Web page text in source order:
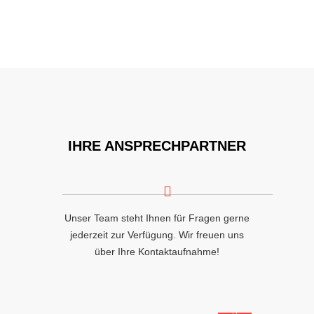
IHRE ANSPRECHPARTNER
Unser Team steht Ihnen für Fragen gerne
jederzeit zur Verfügung. Wir freuen uns
über Ihre Kontaktaufnahme!